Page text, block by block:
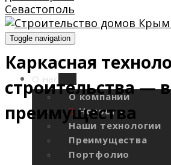
Toggle navigation
О нас
О компании
Новости
Наши технологии
Преимущества
Портфолио
Каркасная
строительства —
преимущества